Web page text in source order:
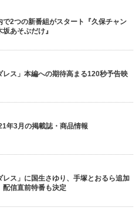
で2つの新番組がスタート『久保チャン
あそぶだけ』
レス」本編への期待高まる120秒予告映
年3月の掲載誌・商品情報
レス」に国生さゆり、手塚とおるら追加
信直前特番も決定